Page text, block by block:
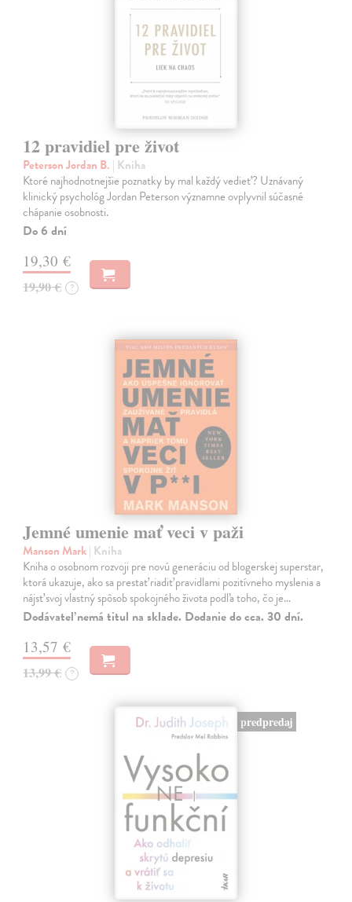
12 pravidiel pre život
Peterson Jordan B. | Kniha
Ktoré najhodnotnejšie poznatky by mal každý vedieť? Uznávaný
klinický psychológ Jordan Peterson významne ovplyvnil súčasné
chápanie osobnosti.
Do 6 dní
19,30 €
19,90 € ?
Jemné umenie mať veci v paži
Manson Mark| Kniha
Kniha o osobnom rozvoji pre novú generáciu od blogerskej superstar,
ktorá ukazuje, ako sa prestať riadiť pravidlami pozitívneho myslenia a
nájsť svoj vlastný spôsob spokojného života podľa toho, čo je…
Dodávateľ nemá titul na sklade. Dodanie do cca. 30 dní.
13,57 €
13,99 € ?
predpredaj